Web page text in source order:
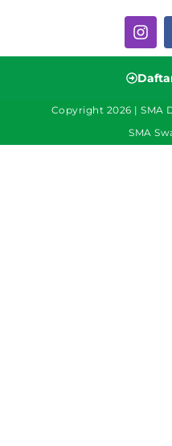
Copyright 2026 | SMA
SMA